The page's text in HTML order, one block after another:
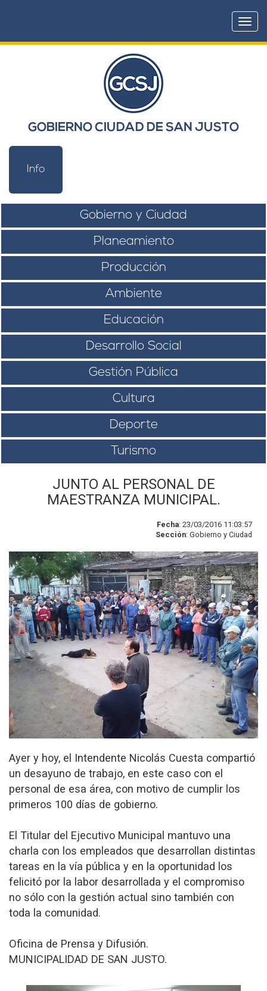
GOBIERNO CIUDAD DE SAN JUSTO
Info
Gobierno y Ciudad
Planeamiento
Producción
Ambiente
Educación
Desarrollo Social
Gestión Pública
Cultura
Deporte
Turismo
JUNTO AL PERSONAL DE
MAESTRANZA MUNICIPAL.
Fecha: 23/03/2016 11:03:57
Sección: Gobierno y Ciudad
Ayer y hoy, el Intendente Nicolás Cuesta compartió
un desayuno de trabajo, en este caso con el
personal de esa área, con motivo de cumplir los
primeros 100 días de gobierno.
El Titular del Ejecutivo Municipal mantuvo una
charla con los empleados que desarrollan distintas
tareas en la vía pública y en la oportunidad los
felicitó por la labor desarrollada y el compromiso
no sólo con la gestión actual sino también con
toda la comunidad.
Oficina de Prensa y Difusión.
MUNICIPALIDAD DE SAN JUSTO.